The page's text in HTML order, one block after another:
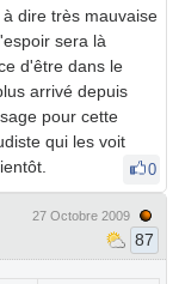
dire très mauvaise
sera là
d'être dans le
arrivé depuis
pour cette
qui les voit
0
27 Octobre 2009
87